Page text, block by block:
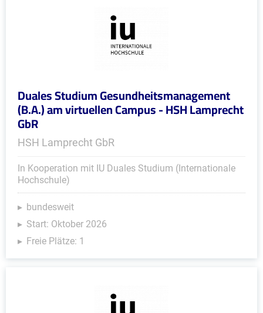
Duales Studium Gesundheitsmanagement
(B.A.) am virtuellen Campus - HSH Lamprecht
GbR
HSH Lamprecht GbR
In Kooperation mit IU Duales Studium (Internationale
Hochschule)
bundesweit
Start: Oktober 2026
Freie Plätze: 1